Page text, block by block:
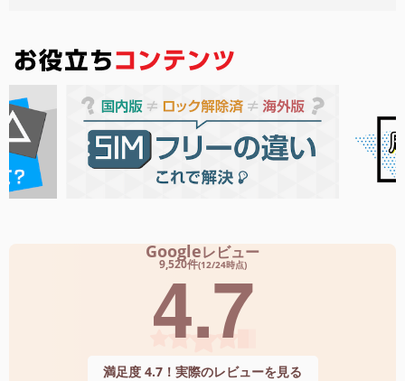
Googleレビュー
9,520件(12/24時点)
4.7
満足度 4.7！実際のレビューを見る